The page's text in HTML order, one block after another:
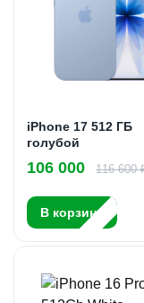
iPhone 17 512 ГБ
голубой
106 000 116 600
В корзину